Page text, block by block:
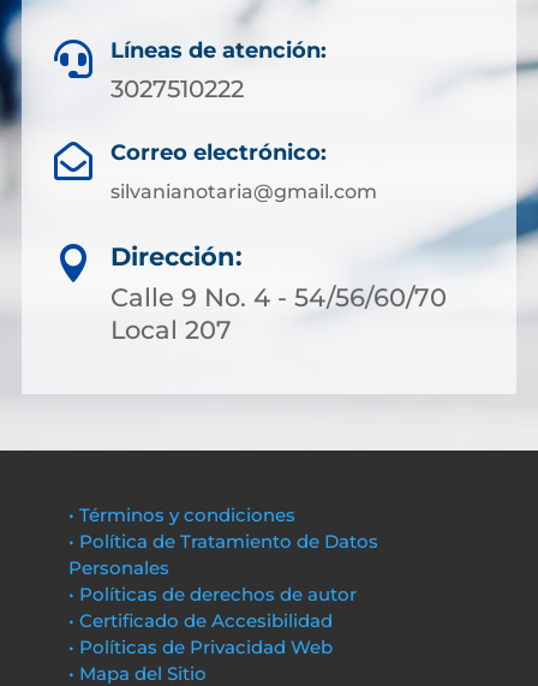
 Líneas de atención:
3027510222
 Correo electrónico:
silvanianotaria@gmail.com

Dirección:
Calle 9 No. 4 - 54/56/60/70
Local 207
• Términos y condiciones
• Política de Tratamiento de Datos
Personales
• Políticas de derechos de autor
• Certificado de Accesibilidad
• Políticas de Privacidad Web
• Mapa del Sitio